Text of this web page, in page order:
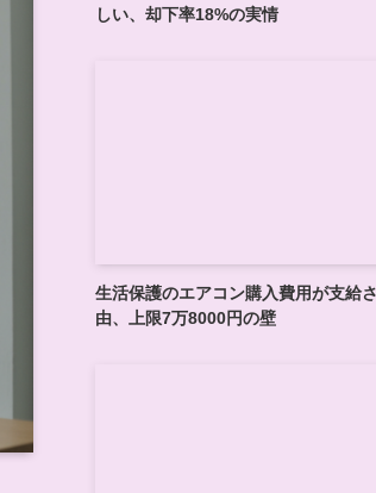
しい、却下率18%の実情
生活保護のエアコン購入費用が支給
由、上限7万8000円の壁